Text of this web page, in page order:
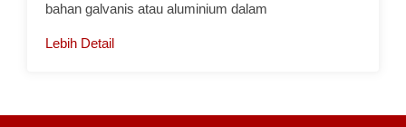
bahan galvanis atau aluminium dalam
Lebih Detail